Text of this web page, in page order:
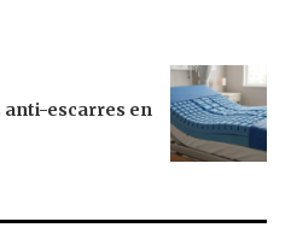
anti-escarres en